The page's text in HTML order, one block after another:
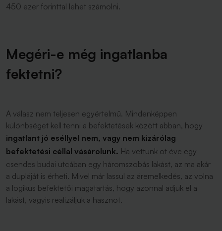
450 ezer forinttal lehet számolni.
Megéri-e még ingatlanba
fektetni?
A válasz nem teljesen egyértelmű. Mindenképpen
különbséget kell tenni a befektetések között abban, hogy
ingatlant jó eséllyel nem, vagy nem kizárólag
befektetési céllal vásárolunk. Ha vettünk öt éve egy
csendes budai utcában egy háromszobás lakást, az ma akár
a dupláját is érheti. Mivel már lassul az áremelkedés, az volna
a logikus befektetői magatartás, hogy azonnal adjuk el a
lakást, vagyis realizáljuk a hasznot.